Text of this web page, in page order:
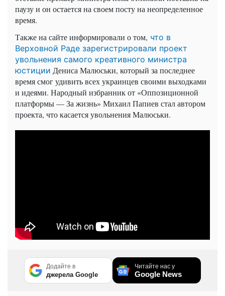
паузу и он остается на своем посту на неопределенное
время.
Также на сайте информировали о том, что в
Верховной Раде зарегистрировали проект
увольнения самого креативного министра
юстиции Дениса Малюськи, который за последнее
время смог удивить всех украинцев своими выходками
и идеями. Народный избранник от «Оппозиционной
платформы — За жизнь» Михаил Папиев стал автором
проекта, что касается увольнения Малюськи.
Додайте в
джерела Google
Читайте нас у
Google News